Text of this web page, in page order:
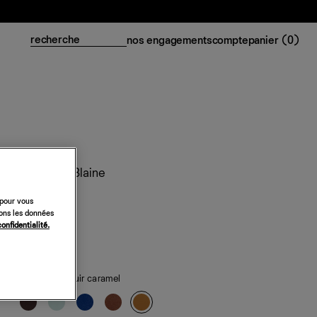
nos engagementscomptepanier (0)
Ballerines Blaine
classiques
— cuir caramel
vous
les données